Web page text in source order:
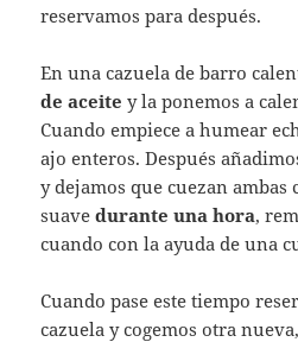
reservamos para después.
En una cazuela de barro
de aceitey la ponemos a
Cuando empiece a humear
ajo enteros. Después
y dejamos que cuezan ambas
suave durante una hora,
cuando con la ayuda de una
Cuando pase este tiempo
cazuela y cogemos otra